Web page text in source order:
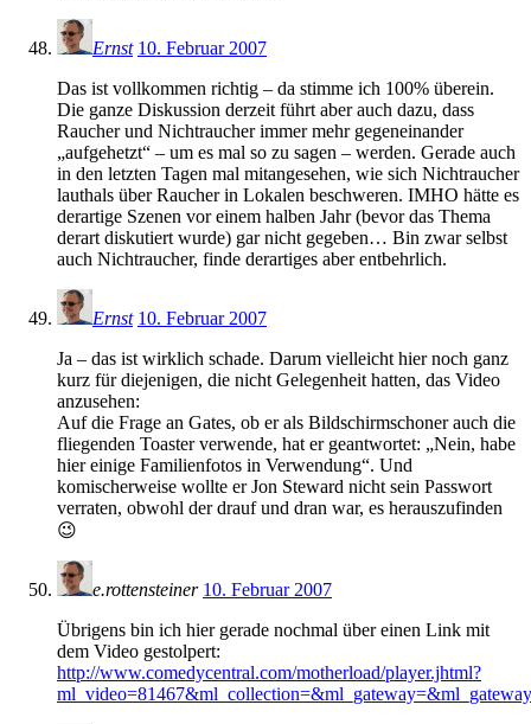
Ernst 10. Februar 2007
Das ist vollkommen richtig – da stimme ich 100% überein.
Die ganze Diskussion derzeit führt aber auch dazu, dass
Raucher und Nichtraucher immer mehr gegeneinander
„aufgehetzt“ – um es mal so zu sagen – werden. Gerade auch
in den letzten Tagen mal mitangesehen, wie sich Nichtraucher
lauthals über Raucher in Lokalen beschweren. IMHO hätte es
derartige Szenen vor einem halben Jahr (bevor das Thema
derart diskutiert wurde) gar nicht gegeben… Bin zwar selbst
auch Nichtraucher, finde derartiges aber entbehrlich.
Ernst 10. Februar 2007
Ja – das ist wirklich schade. Darum vielleicht hier noch ganz
kurz für diejenigen, die nicht Gelegenheit hatten, das Video
anzusehen:
Auf die Frage an Gates, ob er als Bildschirmschoner auch die
fliegenden Toaster verwende, hat er geantwortet: „Nein, habe
hier einige Familienfotos in Verwendung“. Und
komischerweise wollte er Jon Steward nicht sein Passwort
verraten, obwohl der drauf und dran war, es herauszufinden
😉
e.rottensteiner 10. Februar 2007
Übrigens bin ich hier gerade nochmal über einen Link mit
dem Video gestolpert:
http://www.comedycentral.com/motherload/player.jhtml?